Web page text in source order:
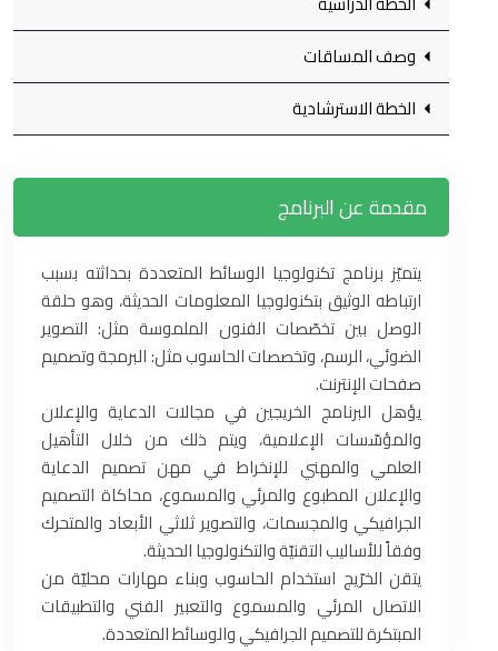
وصف المساقات
الخطة الاسترشادية
مقدمة عن البرنامج
يتميّز برنامج تكنولوجيا الوسائط المتعددة بحداثته بسبب
ارتباطه الوثيق بتكنولوجيا المعلومات الحديثة، وهو حلقة
الوصل بين تخصّصات الفنون الملموسة مثل: التصوير
الضوئي، الرسم، وتخصصات الحاسوب مثل: البرمجة وتصميم
صفحات الإنترنت.
يؤهل البرنامج الخريجين في مجالات الدعاية والإعلان
والمؤسّسات الإعلامية، ويتم ذلك من خلال التأهيل
العلمي والمهني للإنخراط في مهن تصميم الدعاية
والإعلان المطبوع والمرئي والمسموع، محاكاة التصميم
الجرافيكي والمجسمات، والتصوير ثلاثي الأبعاد والمتحرك
وفقاً للأساليب التقنيّة والتكنولوجيا الحديثة.
يتقن الخرّيج استخدام الحاسوب وبناء مهارات محليّة من
الاتصال المرئي والمسموع والتعبير الفني والتطبيقات
المبتكرة للتصميم الجرافيكي والوسائط المتعددة.